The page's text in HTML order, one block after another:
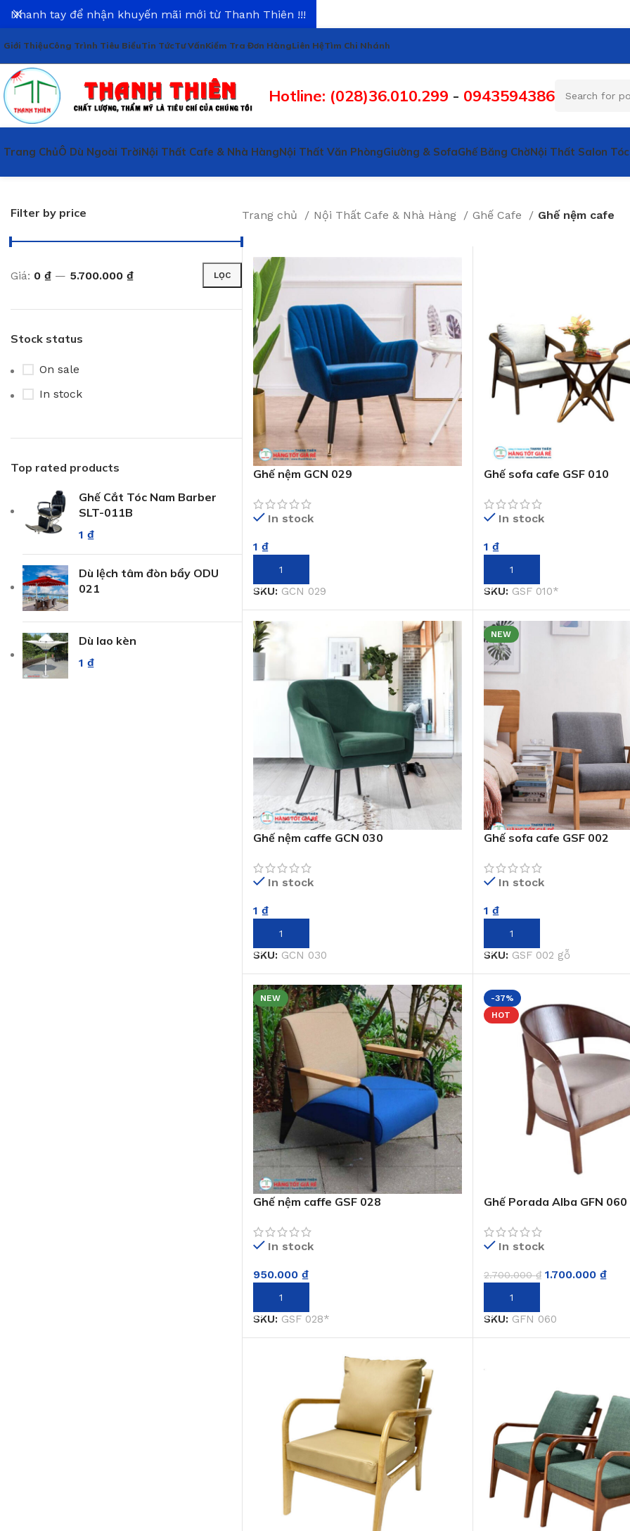
Giới ThiệuCông Trình Tiêu BiểuTin TứcTư VấnKiểm Tra Đơn HàngLiên HệTìm Chi Nhánh
Hotline: (028)36.010.299 - 0943594386
Trang ChủÔ Dù Ngoài TrờiNội Thất Cafe & Nhà HàngNội Thất Văn PhòngGiường & SofaGhế Băng ChờNội Thất Salon Tóc
Filter by price
LỌC
Giá: 0 ₫ — 5.700.000 ₫
Stock status
On sale
In stock
Top rated products
Ghế Cắt Tóc Nam Barber
SLT-011B
1 ₫
Dù lệch tâm đòn bẩy ODU
021
Dù lao kèn
1 ₫
Trang chủ Nội Thất Cafe & Nhà Hàng Ghế Cafe Ghế nệm cafe
Ghế nệm GCN 029
In stock
1 ₫
THÊM VÀO GIỎ HÀNG
SKU: GCN 029
Ghế sofa cafe GSF 010
In stock
1 ₫
THÊM VÀO GIỎ HÀNG
SKU: GSF 010*
Ghế nệm caffe GCN 030
In stock
1 ₫
THÊM VÀO GIỎ HÀNG
SKU: GCN 030
NEW
Ghế sofa cafe GSF 002
In stock
1 ₫
THÊM VÀO GIỎ HÀNG
SKU: GSF 002 gỗ
NEW
Ghế nệm caffe GSF 028
In stock
950.000 ₫
THÊM VÀO GIỎ HÀNG
SKU: GSF 028*
-37%
HOT
Ghế Porada Alba GFN 060
In stock
2.700.000₫ 1.700.000 ₫
THÊM VÀO GIỎ HÀNG
SKU: GFN 060
Nhanh tay để nhận khuyến mãi mới từ Thanh Thiên !!!